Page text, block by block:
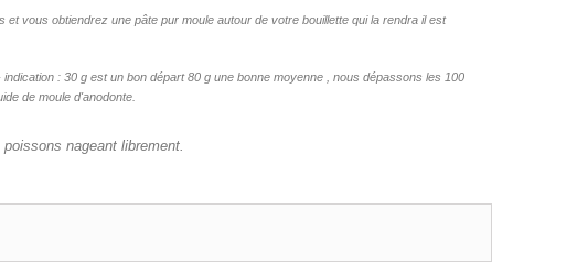
vous obtiendrez une pâte pur moule autour de votre bouillette qui la rendra il est
: 30 g est un bon départ 80 g une bonne moyenne , nous dépassons les 100
de moule d'anodonte.
nageant librement.